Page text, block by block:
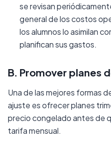
se revisan
general de los costos
los alumnos lo asimilan
planifican sus gastos.
B. Promover planes
Una de las mejores formas
ajuste es ofrecer planes
precio congelado antes de
tarifa mensual.